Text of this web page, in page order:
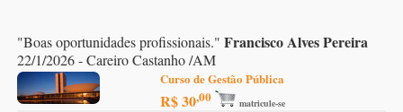
"Boas oportunidades profissionais." Francisco Alves Pereira
22/1/2026 - Careiro Castanho /AM
Curso de Gestão Pública
R$ 30,00 matricule-se